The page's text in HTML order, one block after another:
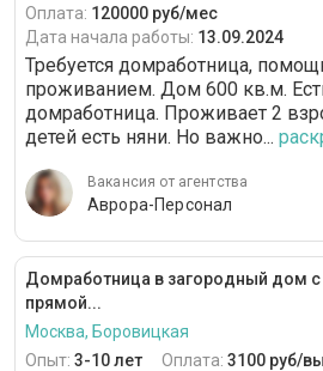
Оплата: 120000 руб/мес
Дата начала работы: 13.09.2024
Требуется домработница,
проживанием. Дом 600 кв.м.
домработница. Проживает 2
детей есть няни. Но важно...
Вакансия от агентства
Аврора-Персонал
Домработница в загородный дом
прямой...
Москва, Боровицкая
Опыт: 3-10 лет Оплата: 3100 руб/